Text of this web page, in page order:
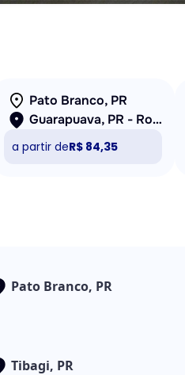
Pato Branco, PR
Guarapuava, PR - Rodoviária
a partir deR$ 84,35
Pato Branco, PR
Tibagi, PR